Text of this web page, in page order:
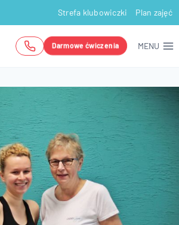
Strefa klubowiczki Plan zajęć
Darmowe ćwiczenia MENU